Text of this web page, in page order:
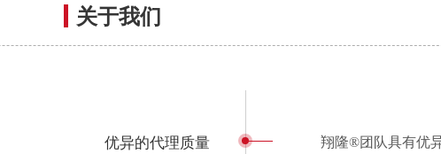
关于我们
优异的代理质量
翔隆®团队具有优